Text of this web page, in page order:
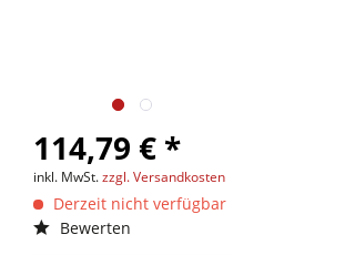
114,79 € *
inkl. MwSt.zzgl. Versandkosten
Derzeit nicht verfügbar
Bewerten